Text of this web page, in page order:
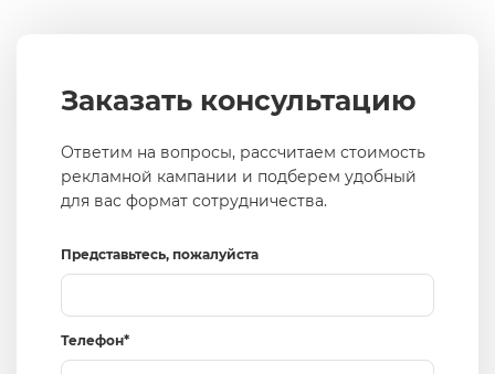
Заказать консультацию
Ответим на вопросы, рассчитаем стоимость
рекламной кампании и подберем удобный
для вас формат сотрудничества.
Представьтесь, пожалуйста
Телефон*